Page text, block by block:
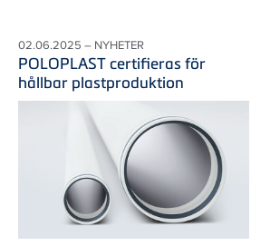
02.06.2025 – NYHETER
POLOPLAST certifieras för
hållbar plastproduktion